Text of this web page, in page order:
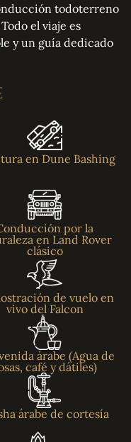
todoterreno
el viaje es
y un guía dedicado
en Dune Bashing
por la
en Land Rover
clásico
de vuelo en
vivo del Falcon
árabe (Agua de
café y dátiles)
árabe de cortesía